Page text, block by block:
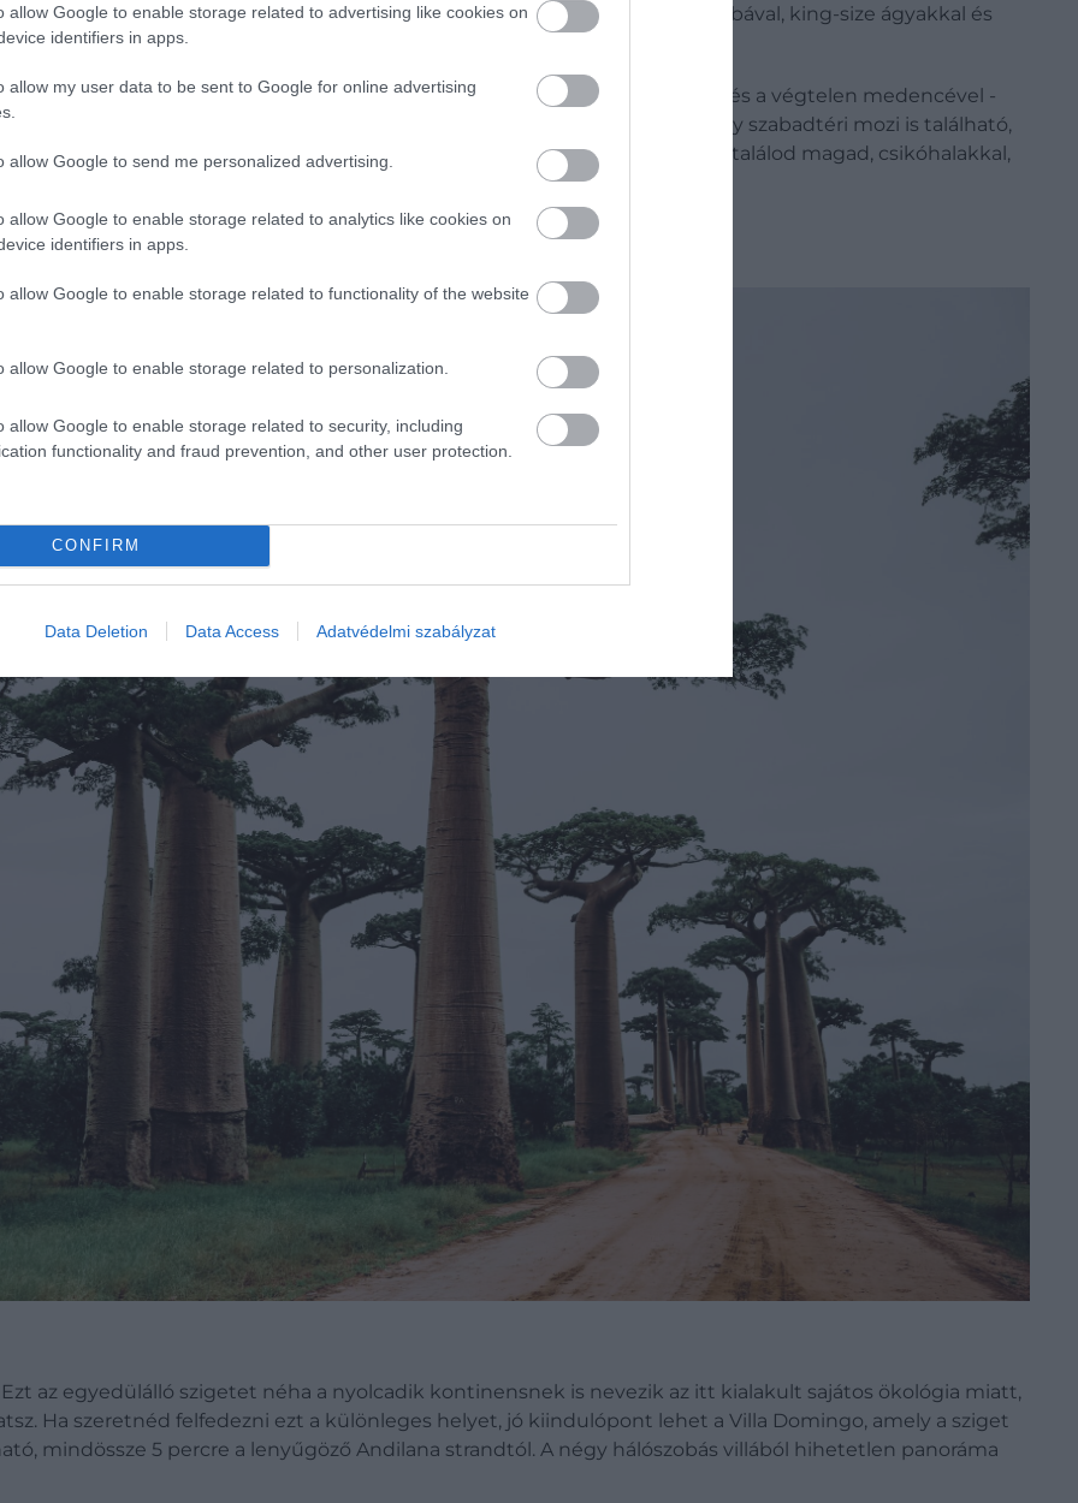
allow Google to enable storage related to advertising like cookies on
identifiers in apps.
allow my user data to be sent to Google for online advertising
allow Google to send me personalized advertising.
allow Google to enable storage related to analytics like cookies on
identifiers in apps.
allow Google to enable storage related to functionality of the website
allow Google to enable storage related to personalization.
allow Google to enable storage related to security, including
functionality and fraud prevention, and other user protection.
CONFIRM
Data Deletion Data Access Adatvédelmi szabályzat
vágynak. A két lakosztály, Jua (nap) és Mwesi (hold) saját fürdőszobával, king-size ágyakkal és
pazar lakosztállyal, a fantasztikus kilátással a tengerre, a privát teraszokkal és a végtelen medencével -
- a villa minden bizonnyal méltó a nevéhez. A helyszínen egy spa és egy szabadtéri mozi is található,
ki a strandra, és egy rövid úszás után egy kis, de gyönyörű korallfoltban találod magad, csikóhalakkal,
határozottan a mezítlábas paradicsom a maga nemében.
az egyedülálló szigetet néha a nyolcadik kontinensnek is nevezik az itt kialakult sajátos ökológia miatt,
Ha szeretnéd felfedezni ezt a különleges helyet, jó kiindulópont lehet a Villa Domingo, amely a sziget
mindössze 5 percre a lenyűgöző Andilana strandtól. A négy hálószobás villából hihetetlen panoráma